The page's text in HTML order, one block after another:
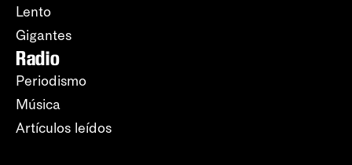
Lento
Gigantes
Radio
Periodismo
Música
Artículos leídos